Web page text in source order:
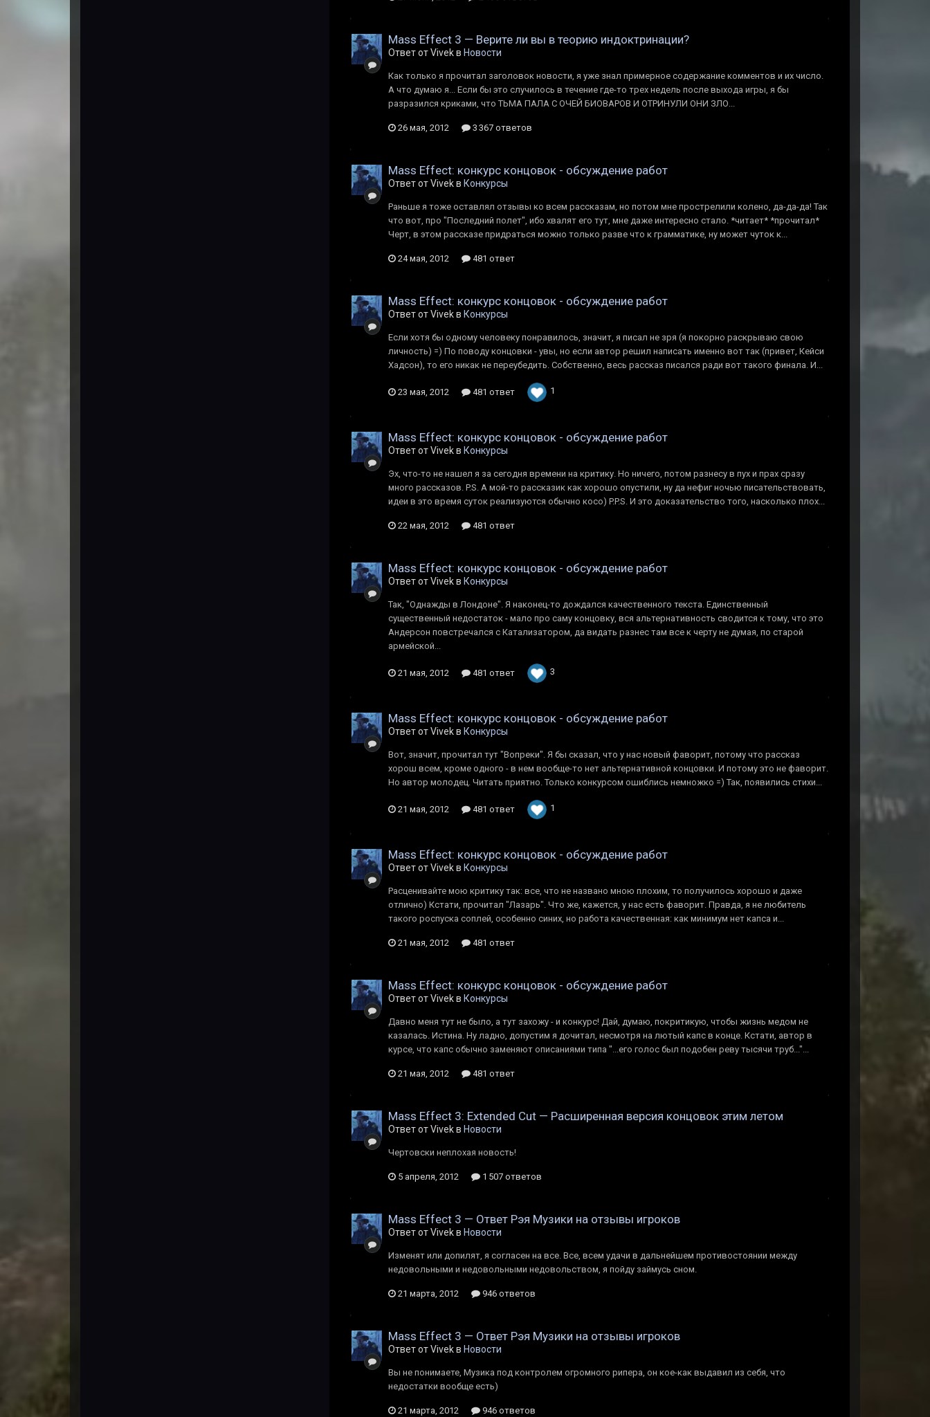
Mass Effect 3 — Верите ли вы в теорию индоктринации?
Ответ от Vivek в Новости
Как только я прочитал заголовок новости, я уже знал примерное содержание комментов и их число.
А что думаю я... Если бы это случилось в течение где-то трех недель после выхода игры, я бы
разразился криками, что ТЬМА ПАЛА С ОЧЕЙ БИОВАРОВ И ОТРИНУЛИ ОНИ ЗЛО...
26 мая, 2012 3 367 ответов
Mass Effect: конкурс концовок - обсуждение работ
Ответ от Vivek в Конкурсы
Раньше я тоже оставлял отзывы ко всем рассказам, но потом мне прострелили колено, да-да-да! Так
что вот, про "Последний полет", ибо хвалят его тут, мне даже интересно стало. *читает* *прочитал*
Черт, в этом рассказе придраться можно только разве что к грамматике, ну может чуток к...
24 мая, 2012 481 ответ
Mass Effect: конкурс концовок - обсуждение работ
Ответ от Vivek в Конкурсы
Если хотя бы одному человеку понравилось, значит, я писал не зря (я покорно раскрываю свою
личность) =) По поводу концовки - увы, но если автор решил написать именно вот так (привет, Кейси
Хадсон), то его никак не переубедить. Собственно, весь рассказ писался ради вот такого финала. И...
23 мая, 2012 481 ответ 1
Mass Effect: конкурс концовок - обсуждение работ
Ответ от Vivek в Конкурсы
Эх, что-то не нашел я за сегодня времени на критику. Но ничего, потом разнесу в пух и прах сразу
много рассказов. P.S. А мой-то рассказик как хорошо опустили, ну да нефиг ночью писательствовать,
идеи в это время суток реализуются обычно косо) P.P.S. И это доказательство того, насколько плох...
22 мая, 2012 481 ответ
Mass Effect: конкурс концовок - обсуждение работ
Ответ от Vivek в Конкурсы
Так, "Однажды в Лондоне". Я наконец-то дождался качественного текста. Единственный
существенный недостаток - мало про саму концовку, вся альтернативность сводится к тому, что это
Андерсон повстречался с Катализатором, да видать разнес там все к черту не думая, по старой
армейской...
21 мая, 2012 481 ответ 3
Mass Effect: конкурс концовок - обсуждение работ
Ответ от Vivek в Конкурсы
Вот, значит, прочитал тут "Вопреки". Я бы сказал, что у нас новый фаворит, потому что рассказ
хорош всем, кроме одного - в нем вообще-то нет альтернативной концовки. И потому это не фаворит.
Но автор молодец. Читать приятно. Только конкурсом ошиблись немножко =) Так, появились стихи...
21 мая, 2012 481 ответ 1
Mass Effect: конкурс концовок - обсуждение работ
Ответ от Vivek в Конкурсы
Расценивайте мою критику так: все, что не названо мною плохим, то получилось хорошо и даже
отлично) Кстати, прочитал "Лазарь". Что же, кажется, у нас есть фаворит. Правда, я не любитель
такого роспуска соплей, особенно синих, но работа качественная: как минимум нет капса и...
21 мая, 2012 481 ответ
Mass Effect: конкурс концовок - обсуждение работ
Ответ от Vivek в Конкурсы
Давно меня тут не было, а тут захожу - и конкурс! Дай, думаю, покритикую, чтобы жизнь медом не
казалась. Истина. Ну ладно, допустим я дочитал, несмотря на лютый капс в конце. Кстати, автор в
курсе, что капс обычно заменяют описаниями типа "...его голос был подобен реву тысячи труб..."...
21 мая, 2012 481 ответ
Mass Effect 3: Extended Cut — Расширенная версия концовок этим летом
Ответ от Vivek в Новости
Чертовски неплохая новость!
5 апреля, 2012 1 507 ответов
Mass Effect 3 — Ответ Рэя Музики на отзывы игроков
Ответ от Vivek в Новости
Изменят или допилят, я согласен на все. Все, всем удачи в дальнейшем противостоянии между
недовольными и недовольными недовольством, я пойду займусь сном.
21 марта, 2012 946 ответов
Mass Effect 3 — Ответ Рэя Музики на отзывы игроков
Ответ от Vivek в Новости
Вы не понимаете, Музика под контролем огромного рипера, он кое-как выдавил из себя, что
недостатки вообще есть)
21 марта, 2012 946 ответов